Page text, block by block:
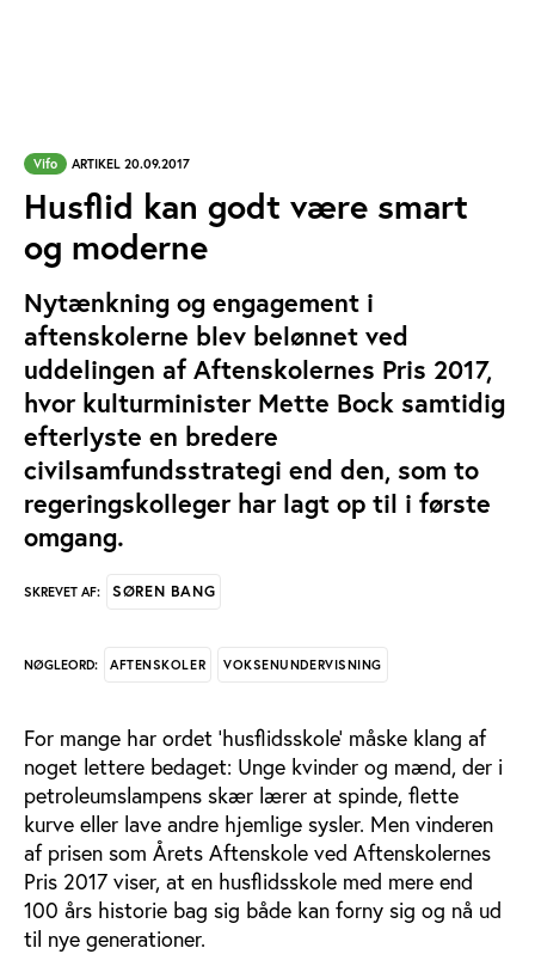
Vifo ARTIKEL 20.09.2017
Husflid kan godt være smart
og moderne
Nytænkning og engagement i
aftenskolerne blev belønnet ved
uddelingen af Aftenskolernes Pris 2017,
hvor kulturminister Mette Bock samtidig
efterlyste en bredere
civilsamfundsstrategi end den, som to
regeringskolleger har lagt op til i første
omgang.
SKREVET AF: SØREN BANG
NØGLEORD: AFTENSKOLER VOKSENUNDERVISNING
For mange har ordet ’husflidsskole’ måske klang af
noget lettere bedaget: Unge kvinder og mænd, der i
petroleumslampens skær lærer at spinde, flette
kurve eller lave andre hjemlige sysler. Men vinderen
af prisen som Årets Aftenskole ved Aftenskolernes
Pris 2017 viser, at en husflidsskole med mere end
100 års historie bag sig både kan forny sig og nå ud
til nye generationer.